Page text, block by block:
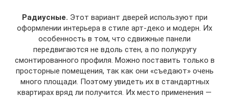
Радиусные. Этот вариант дверей используют при
оформлении интерьера в стиле арт-деко и модерн. Их
особенность в том, что сдвижные панели
передвигаются не вдоль стен, а по полукругу
смонтированного профиля. Можно поставить только в
просторные помещения, так как они «съедают» очень
много площади. Поэтому увидеть их в стандартных
квартирах вряд ли получится. Их место применения —